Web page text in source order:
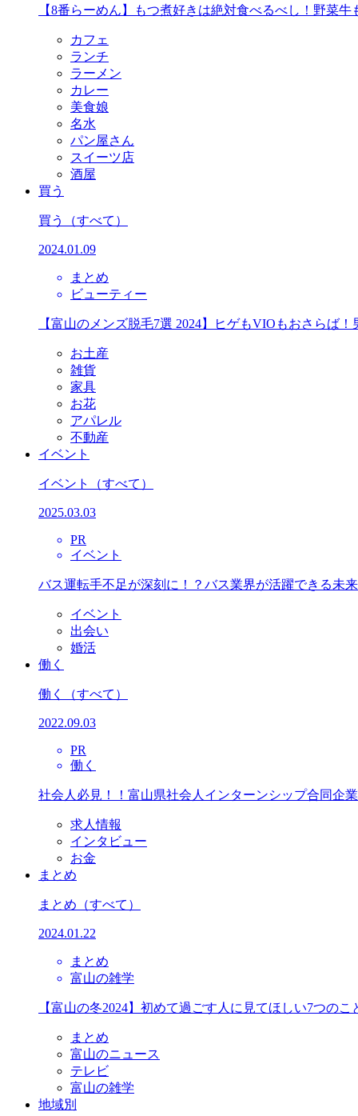
【8番らーめん】もつ煮好きは絶対食べるべし！野菜
カフェ
ランチ
ラーメン
カレー
美食娘
名水
パン屋さん
スイーツ店
酒屋
買う
買う （すべて）
2024.01.09
まとめ
ビューティー
【富山のメンズ脱毛7選 2024】ヒゲもVIOもおさらば
お土産
雑貨
家具
お花
アパレル
不動産
イベント
イベント （すべて）
2025.03.03
PR
イベント
バス運転手不足が深刻に！？バス業界が活躍できる未
イベント
出会い
婚活
働く
働く （すべて）
2022.09.03
PR
働く
社会人必見！！富山県社会人インターンシップ合同企
求人情報
インタビュー
お金
まとめ
まとめ （すべて）
2024.01.22
まとめ
富山の雑学
【富山の冬2024】初めて過ごす人に見てほしい7つのこ
まとめ
富山のニュース
テレビ
富山の雑学
地域別